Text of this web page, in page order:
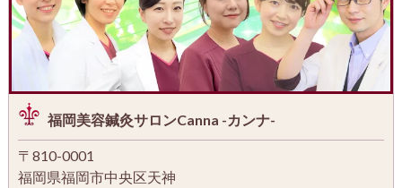
福岡美容鍼灸サロンCanna -カンナ-
〒810-0001
福岡県福岡市中央区天神